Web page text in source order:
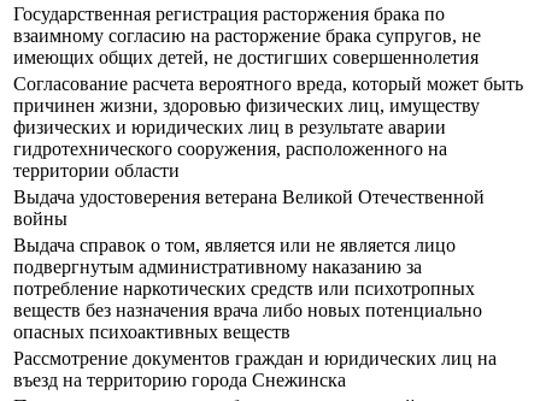
Государственная регистрация расторжения брака по
взаимному согласию на расторжение брака супругов, не
имеющих общих детей, не достигших совершеннолетия
Согласование расчета вероятного вреда, который может быть
причинен жизни, здоровью физических лиц, имуществу
физических и юридических лиц в результате аварии
гидротехнического сооружения, расположенного на
территории области
Выдача удостоверения ветерана Великой Отечественной
войны
Выдача справок о том, является или не является лицо
подвергнутым административному наказанию за
потребление наркотических средств или психотропных
веществ без назначения врача либо новых потенциально
опасных психоактивных веществ
Рассмотрение документов граждан и юридических лиц на
въезд на территорию города Снежинска